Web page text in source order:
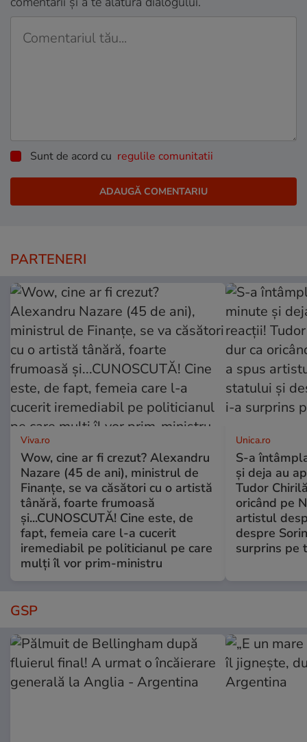
Sunt de acord cu regulile comunitatii
PARTENERI
Viva.ro
Wow, cine ar fi crezut? Alexandru
Nazare (45 de ani), ministrul de
Finanțe, se va căsători cu o artistă
tânără, foarte frumoasă
și...CUNOSCUTĂ! Cine este, de
fapt, femeia care l-a cucerit
iremediabil pe politicianul pe care
mulți îl vor prim-ministru
Unica.ro
S-a
și deja au
Tudor
oricând pe
artistul
despre
surprins pe
GSP